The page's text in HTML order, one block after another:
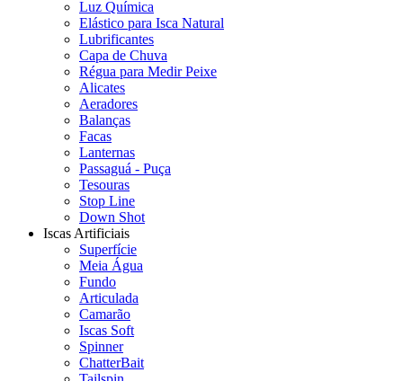
Luz Química
Elástico para Isca Natural
Lubrificantes
Capa de Chuva
Régua para Medir Peixe
Alicates
Aeradores
Balanças
Facas
Lanternas
Passaguá - Puça
Tesouras
Stop Line
Down Shot
Iscas Artificiais
Superfície
Meia Água
Fundo
Articulada
Camarão
Iscas Soft
Spinner
ChatterBait